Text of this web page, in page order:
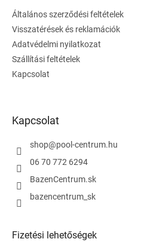
Általános szerződési feltételek
Visszatérések és reklamációk
Adatvédelmi nyilatkozat
Szállítási feltételek
Kapcsolat
Kapcsolat
shop@pool-centrum.hu
06 70 772 6294
BazenCentrum.sk
bazencentrum_sk
Fizetési lehetőségek